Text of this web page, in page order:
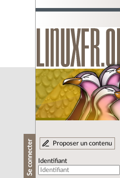
Se connecter Proposer un contenu
Identifiant